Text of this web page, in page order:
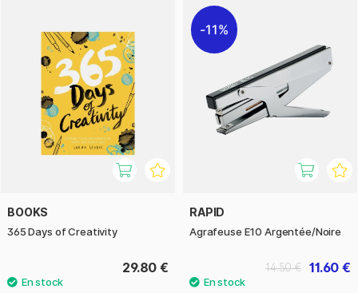
BOOKS
365 Days of Creativity
29.80 €
11%
RAPID
Agrafeuse E10 Argentée/Noire
11.60 €
14.50 €